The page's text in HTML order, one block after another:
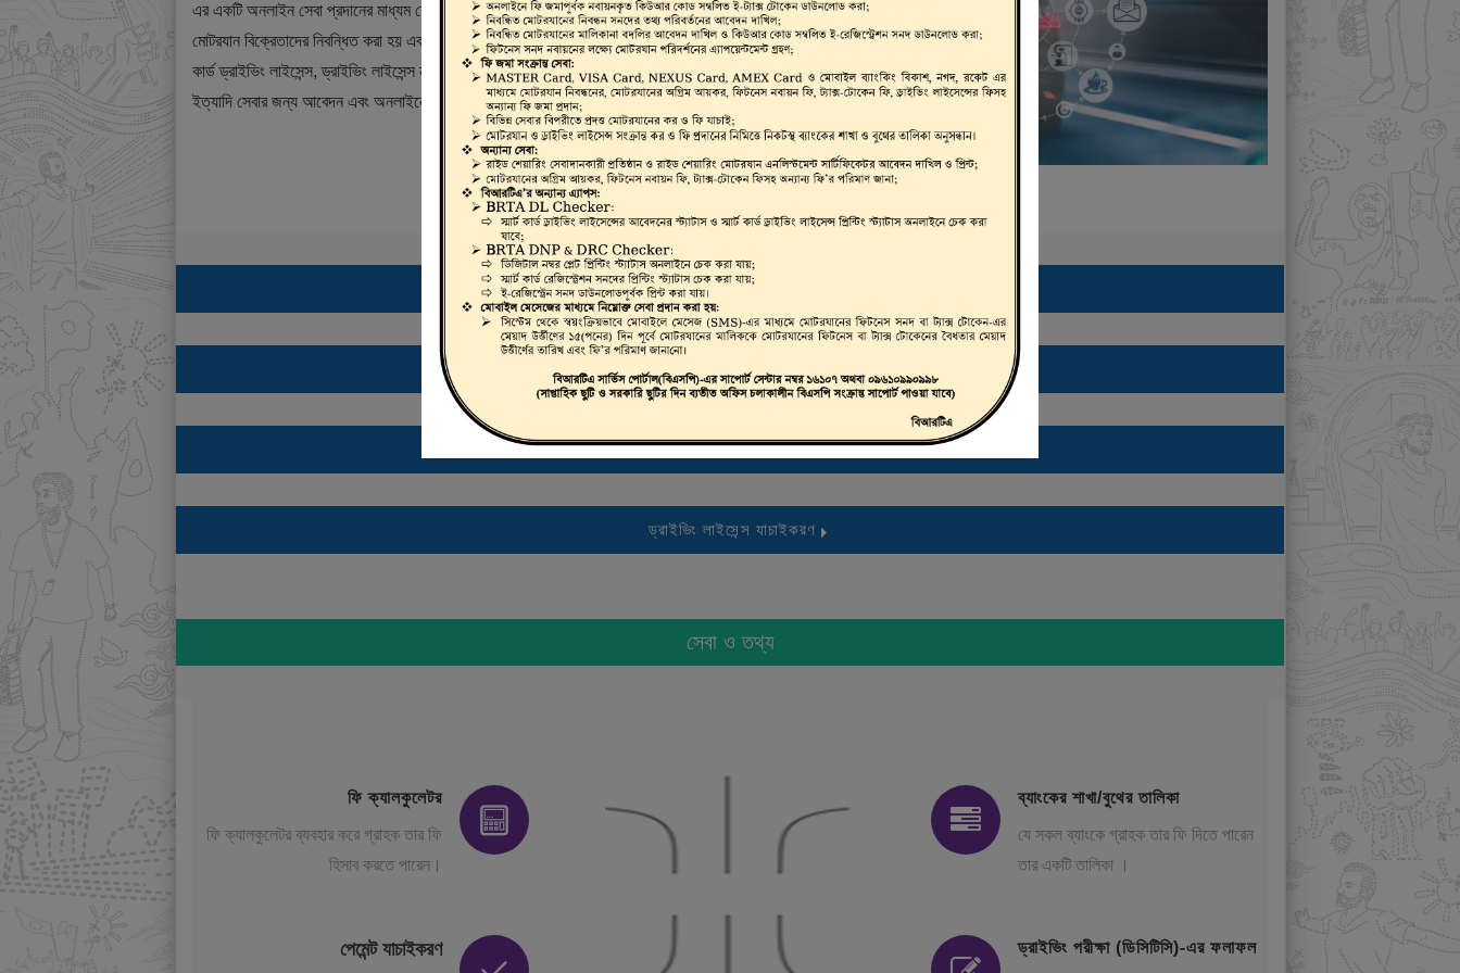
এর একটি অনলাইন সেবা প্রদানের মাধ্যম যেখানে ড্রাইভার, মোটরযান মালিক,
মোটরযান বিক্রেতাদের নিবন্ধিত করা হয় এবং শিক্ষানবিশ ড্রাইভিং লাইসেন্স, স্মার্ট
কার্ড ড্রাইভিং লাইসেন্স, ড্রাইভিং লাইসেন্স নবায়ন, ডুপ্লিকেট ড্রাইভিং লাইসেন্স
ইত্যাদি সেবার জন্য আবেদন এবং অনলাইনে ফি প্রদান করা যায়।
ট্রাস্টি বোর্ড সার্টিফিকেট ডাউনলোড করতে এখানে ক্লিক করুন
ই-ফিটনেস ফলাফল (VIC) দেখতে এখানে ক্লিক করুন
ই-ট্যাক্স টোকেন, ই-লাইসেন্স, ই-ফিটনেস ইত্যাদি যাচাইকরণ
ড্রাইভিং লাইসেন্স যাচাইকরণ
সেবা ও তথ্য
ফি ক্যালকুলেটর
ফি ক্যালকুলেটর ব্যবহার করে গ্রাহক তার ফি
হিসাব করতে পারেন।
পেমেন্ট যাচাইকরণ
ব্যাংকের শাখা/বুথের তালিকা
যে সকল ব্যাংকে গ্রাহক তার ফি দিতে পারেন
তার একটি তালিকা ।
ড্রাইভিং পরীক্ষা (ডিসিটিসি)-এর ফলাফল